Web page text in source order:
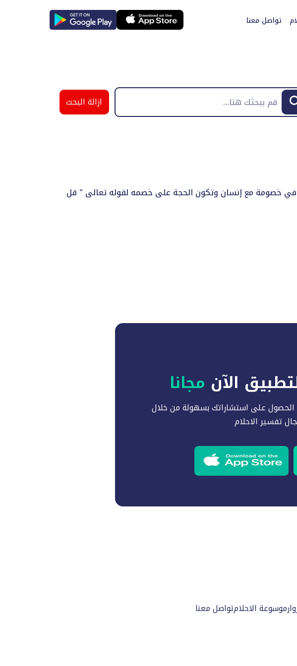
تواصل معنا
ازالة البحث
في خصومة مع إنسان وتكون الحجة على خصمه لقوله تعالى " قل
الآن مجانا
على استشاراتك بسهولة من خلال
تفسير الاحلام
موسوعة الاحلامتواصل معنا